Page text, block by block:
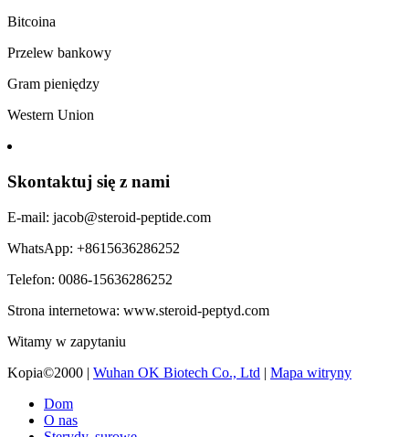
Bitcoina
Przelew bankowy
Gram pieniędzy
Western Union
Skontaktuj się z nami
E-mail: jacob@steroid-peptide.com
WhatsApp: +8615636286252
Telefon: 0086-15636286252
Strona internetowa: www.steroid-peptyd.com
Witamy w zapytaniu
Kopia©2000 | Wuhan OK Biotech Co., Ltd | Mapa witryny
Dom
O nas